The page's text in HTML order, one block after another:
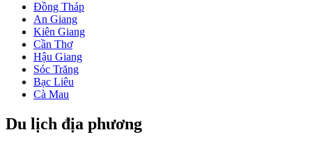
Đồng Tháp
An Giang
Kiên Giang
Cần Thơ
Hậu Giang
Sóc Trăng
Bạc Liêu
Cà Mau
Du lịch địa phương